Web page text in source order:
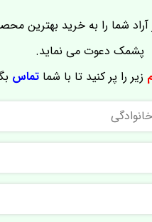
شما را به خرید بهترین
پشمک دعوت می نماید.
زیر را پر کنید تا با شماتماس